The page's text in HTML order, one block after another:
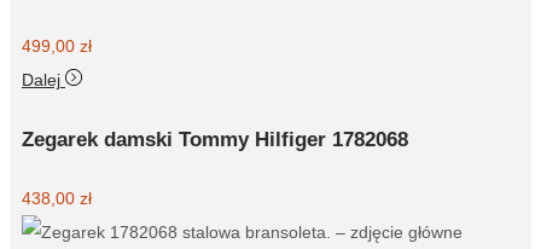
499,00 zł
Dalej
Zegarek damski Tommy Hilfiger 1782068
438,00 zł